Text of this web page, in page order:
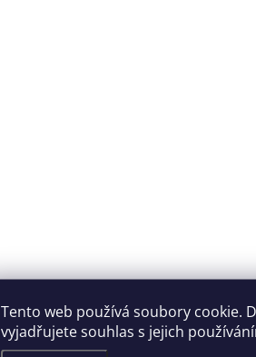
Tento web používá soubory cookie.
vyjadřujete souhlas s jejich